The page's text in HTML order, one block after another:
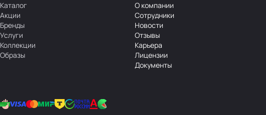
Каталог
Акции
Бренды
Услуги
Коллекции
Образы
О компании
Сотрудники
Новости
Отзывы
Карьера
Лицензии
Документы